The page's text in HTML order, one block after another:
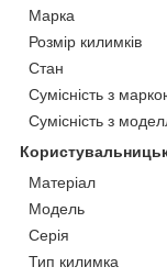
Марка
Розмір килимків
Стан
Сумісність з
Сумісність з
Матеріал
Мoдель
Серія
Тип килимка